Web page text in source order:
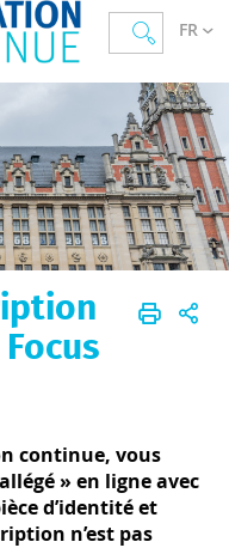
FR
Accueil
Notre offre
continue, vous
» en ligne avec
d’identité et
n’est pas